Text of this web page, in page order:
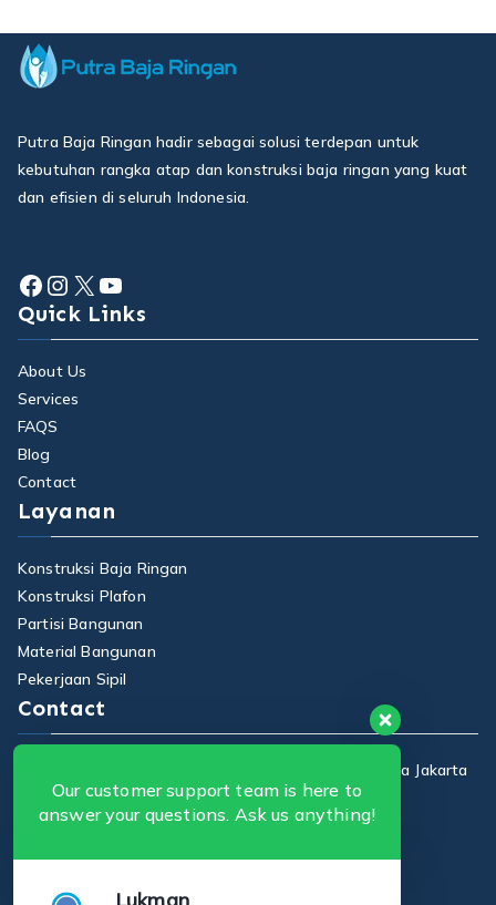
Putra Baja Ringan hadir sebagai solusi terdepan untuk
kebutuhan rangka atap dan konstruksi baja ringan yang kuat
dan efisien di seluruh Indonesia.
Facebook
Instagram
X YouTube
Quick Links
About Us
Services
FAQS
Blog
Contact
Layanan
Konstruksi Baja Ringan
Konstruksi Plafon
Partisi Bangunan
Material Bangunan
Pekerjaan Sipil
Contact
Jalan Raya Centex, No 7, RT 12, RW 10, Ciracas, Kota Jakarta
Our customer support team is here to
answer your questions. Ask us anything!